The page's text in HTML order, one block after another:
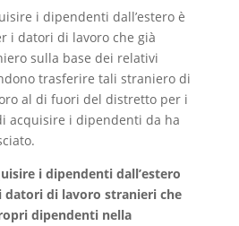
i dipendenti dall’estero è
i datori di lavoro che già
sulla base dei relativi
trasferire tali straniero di
al di fuori del distretto per i
acquisire i dipendenti da ha
i dipendenti dall’estero
datori di lavoro stranieri che
dipendenti nella